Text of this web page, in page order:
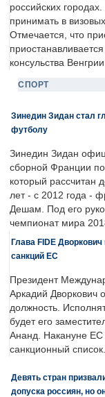
российских
принимать в
Отмечается, что
консульства
СПОРТ
Зинедин Зидан стал
футболу
Зинедин Зидан
сборной Франции
который рассчитан
лет - с 2012 года -
Дешам. Под его
чемпионат мира
Глава FIDE
санкций ЕС
Президент
Аркадий Дворкович
должность.
будет его
Ананд. Накануне ЕС
санкционный список.
Девять стран
допуска россиян, но